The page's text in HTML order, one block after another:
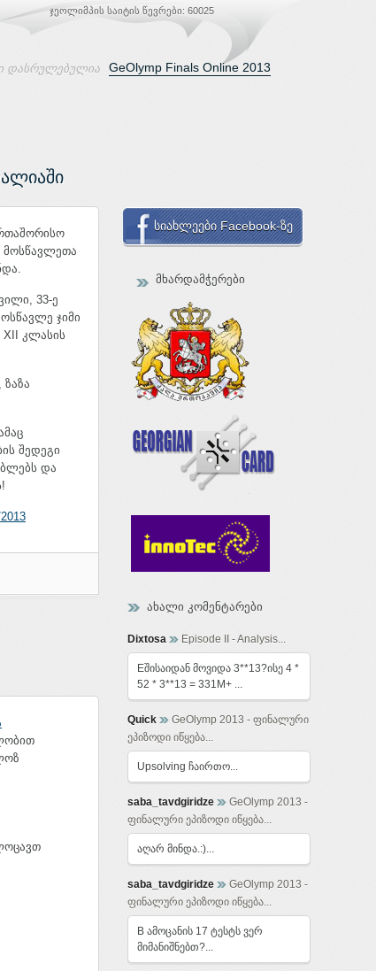
ჯეოლიმპის საიტის წევრები: 60025
დასრულებულია GeOlymp Finals Online 2013
მოსწავლეთა
33-ე
ჯიმი
კლასის
შედეგი
და
სიახლეები Facebook-ზე
მხარდამჭერები
ახალი კომენტარები
Dixtosa Episode II - Analysis...
Eშისაიდან მოვიდა 3**13?ისე 4 *
52 * 3**13 = 331M+ ...
Quick
GeOlymp 2013 - ფინალური
ეპიზოდი იწყება...
Upsolving ჩაირთო...
saba_tavdgiridze
GeOlymp 2013 -
ფინალური ეპიზოდი იწყება...
აღარ მინდა.:)...
saba_tavdgiridze
GeOlymp 2013 -
ფინალური ეპიზოდი იწყება...
B ამოცანის 17 ტესტს ვერ
მიმანიშნებთ?...